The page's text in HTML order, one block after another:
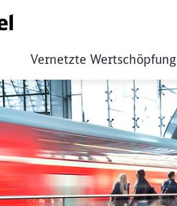
Title
Vernetzte Wertschöpfung